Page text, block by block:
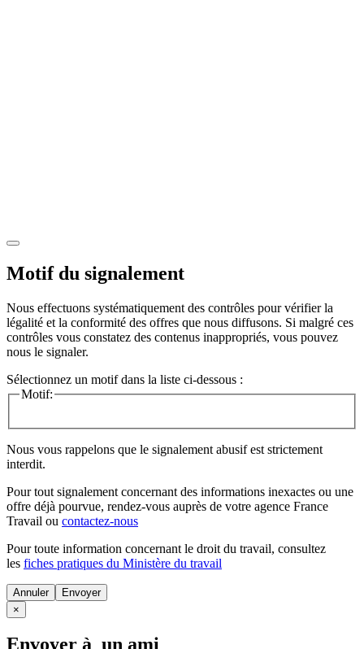
Motif du signalement
Nous effectuons systématiquement des contrôles pour vérifier la
légalité et la conformité des offres que nous diffusons. Si malgré ces
contrôles vous constatez des contenus inappropriés, vous pouvez
nous le signaler.
Sélectionnez un motif dans la liste ci-dessous :
Motif:
Nous vous rappelons que le signalement abusif est strictement
interdit.
Pour tout signalement concernant des informations inexactes ou une
offre déjà pourvue, rendez-vous auprès de votre agence France
Travail ou contactez-nous
Pour toute information concernant le droit du travail, consultez
les fiches pratiques du Ministère du travail
Annuler
×
Envoyer à un ami